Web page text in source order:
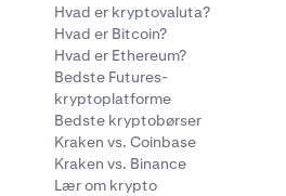
Hvad er kryptovaluta?
Hvad er Bitcoin?
Hvad er Ethereum?
Bedste Futures-
kryptoplatforme
Bedste kryptobørser
Kraken vs. Coinbase
Kraken vs. Binance
Lær om krypto